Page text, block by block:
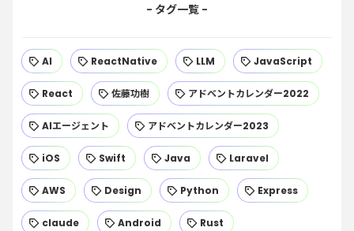
AI ReactNative LLM JavaScript
React 佐藤功樹 アドベントカレンダー2022
AIエージェント アドベントカレンダー2023
iOS Swift Java Laravel
AWS Design Python Express
claude Android Rust